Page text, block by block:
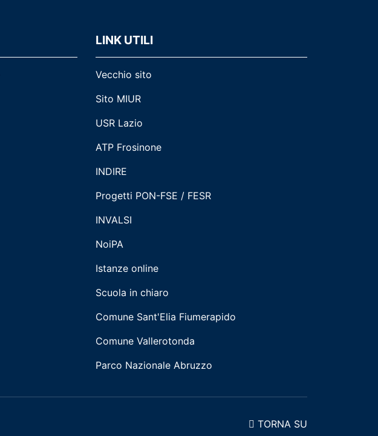
LINK UTILI
Vecchio sito
Sito MIUR
USR Lazio
ATP Frosinone
INDIRE
Progetti PON-FSE / FESR
INVALSI
NoiPA
Istanze online
Scuola in chiaro
Comune Sant'Elia Fiumerapido
Comune Vallerotonda
Parco Nazionale Abruzzo
TORNA SU